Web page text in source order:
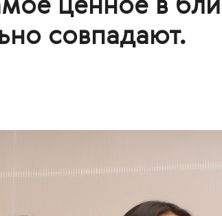
ценное в
совпадают.